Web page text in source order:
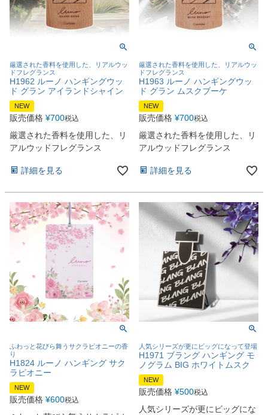
厳選された香料を使用した、リアルウッ
ドフレグランス
H1962 ルーノ ハンギングウッ
ド グラン アイランドシャイン
NEW
販売価格 ¥700税込
厳選された香料を使用した、リ
アルウッドフレグランス
詳細を見る
厳選された香料を使用した、リアルウッ
ドフレグランス
H1963 ルーノ ハンギングウッ
ド グラン ムスクブーケ
NEW
販売価格 ¥700税込
厳選された香料を使用した、リ
アルウッドフレグランス
詳細を見る
ふわっと花びら舞うサクラピオニーの香
り
H1824 ルーノ ハンギング サク
ラピオニー
NEW
販売価格 ¥600税込
人気シリーズが更にビッグになって登場
H1971 ブラング ハンギング モ
ノグラム BIG ホワイトムスク
NEW
販売価格 ¥500税込
人気シリーズが更にビッグにな